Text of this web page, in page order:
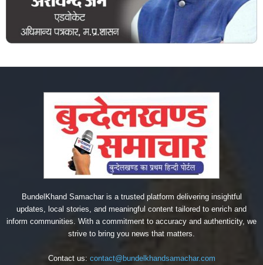
BundelKhand Samachar is a trusted platform delivering insightful
updates, local stories, and meaningful content tailored to enrich and
inform communities. With a commitment to accuracy and authenticity, we
strive to bring you news that matters.
Contact us: contact@bundelkhandsamachar.com